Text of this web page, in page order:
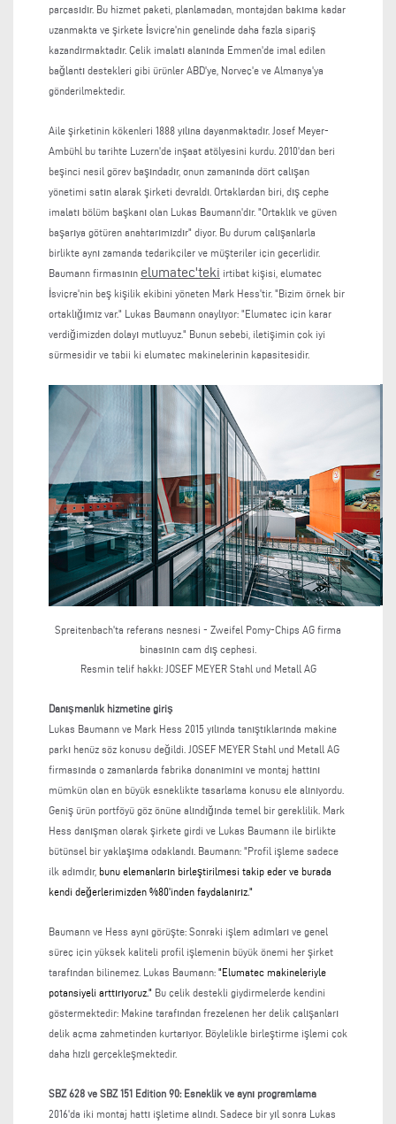
parçasıdır. Bu hizmet paketi, planlamadan, montajdan bakıma kadar
uzanmakta ve şirkete İsviçre'nin genelinde daha fazla sipariş
kazandırmaktadır. Çelik imalatı alanında Emmen'de imal edilen
bağlantı destekleri gibi ürünler ABD'ye, Norveç'e ve Almanya'ya
gönderilmektedir.
Aile şirketinin kökenleri 1888 yılına dayanmaktadır. Josef Meyer-
Ambühl bu tarihte Luzern'de inşaat atölyesini kurdu. 2010'dan beri
beşinci nesil görev başındadır, onun zamanında dört çalışan
yönetimi satın alarak şirketi devraldı. Ortaklardan biri, dış cephe
imalatı bölüm başkanı olan Lukas Baumann'dır. "Ortaklık ve güven
başarıya götüren anahtarımızdır" diyor. Bu durum çalışanlarla
birlikte aynı zamanda tedarikçiler ve müşteriler için geçerlidir.
Baumann firmasının elumatec'teki irtibat kişisi, elumatec
İsviçre'nin beş kişilik ekibini yöneten Mark Hess'tir. "Bizim örnek bir
ortaklığımız var." Lukas Baumann onaylıyor: "Elumatec için karar
verdiğimizden dolayı mutluyuz." Bunun sebebi, iletişimin çok iyi
sürmesidir ve tabii ki elumatec makinelerinin kapasitesidir.
Spreitenbach'ta referans nesnesi - Zweifel Pomy-Chips AG firma
binasının cam dış cephesi.
Resmin telif hakkı: JOSEF MEYER Stahl und Metall AG
Danışmanlık hizmetine giriş
Lukas Baumann ve Mark Hess 2015 yılında tanıştıklarında makine
parkı henüz söz konusu değildi. JOSEF MEYER Stahl und Metall AG
firmasında o zamanlarda fabrika donanımını ve montaj hattını
mümkün olan en büyük esneklikte tasarlama konusu ele alınıyordu.
Geniş ürün portföyü göz önüne alındığında temel bir gereklilik. Mark
Hess danışman olarak şirkete girdi ve Lukas Baumann ile birlikte
bütünsel bir yaklaşıma odaklandı. Baumann: "Profil işleme sadece
ilk adımdır, bunu elemanların birleştirilmesi takip eder ve burada
kendi değerlerimizden %80'inden faydalanırız."
Baumann ve Hess aynı görüşte: Sonraki işlem adımları ve genel
süreç için yüksek kaliteli profil işlemenin büyük önemi her şirket
tarafından bilinemez. Lukas Baumann: "Elumatec makineleriyle
potansiyeli arttırıyoruz." Bu çelik destekli giydirmelerde kendini
göstermektedir: Makine tarafından frezelenen her delik çalışanları
delik açma zahmetinden kurtarıyor. Böylelikle birleştirme işlemi çok
daha hızlı gerçekleşmektedir.
SBZ 628 ve SBZ 151 Edition 90: Esneklik ve aynı programlama
2016'da iki montaj hattı işletime alındı. Sadece bir yıl sonra Lukas